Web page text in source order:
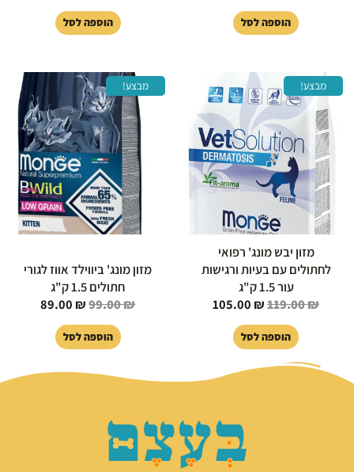
הוספה לסל הוספה לסל
מבצע!
מזון יבש מונג' רפואי
לחתולים עם בעיות ורגישות
עור 1.5 ק"ג
119.00₪
המחיר
המקורי
היה:
119.00 ₪.
105.00 ₪
הנוכחי
הוא:
105.00 ₪.
הוספה לסל
מבצע!
מזון מונג' ביווילד אווז לגורי
חתולים 1.5 ק"ג
99.00₪
המחיר
המקורי
היה:
99.00 ₪.
89.00 ₪
המחיר
הנוכחי
הוא:
89.00 ₪.
הוספה לסל